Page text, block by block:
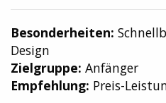
Besonderheiten:
Design
Zielgruppe: Anfänger
Empfehlung: Preis-